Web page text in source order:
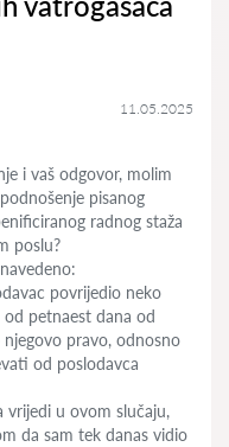
11.05.2025
i vaš odgovor, molim
pisanog
radnog staža
poslu?
povrijedio neko
petnaest dana od
pravo, odnosno
od poslodavca
vrijedi u ovom slučaju,
da sam tek danas vidio